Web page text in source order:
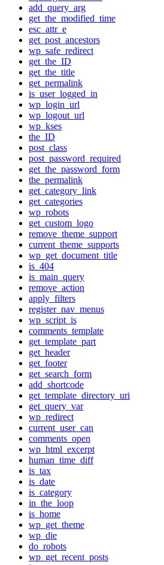
add_query_arg
get_the_modified_time
esc_attr_e
get_post_ancestors
wp_safe_redirect
get_the_ID
get_the_title
get_permalink
is_user_logged_in
wp_login_url
wp_logout_url
wp_kses
the_ID
post_class
post_password_required
get_the_password_form
the_permalink
get_category_link
get_categories
wp_robots
get_custom_logo
remove_theme_support
current_theme_supports
wp_get_document_title
is_404
is_main_query
remove_action
apply_filters
register_nav_menus
wp_script_is
comments_template
get_template_part
get_header
get_footer
get_search_form
add_shortcode
get_template_directory_uri
get_query_var
wp_redirect
current_user_can
comments_open
wp_html_excerpt
human_time_diff
is_tax
is_date
is_category
in_the_loop
is_home
wp_get_theme
wp_die
do_robots
wp_get_recent_posts